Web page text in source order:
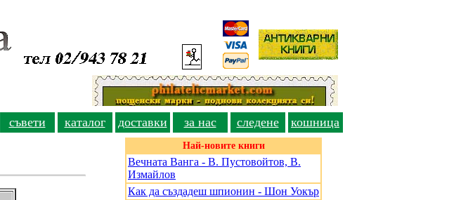
съвети каталог доставки за нас следене
кошница
Най-новите книги
Вечната Ванга - В. Пустовойтов, В.
Измайлов
Как да създадеш шпионин - Шон Уокър